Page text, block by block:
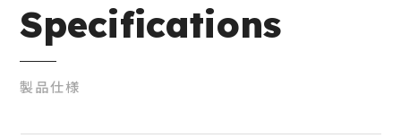
Specifications
製品仕様